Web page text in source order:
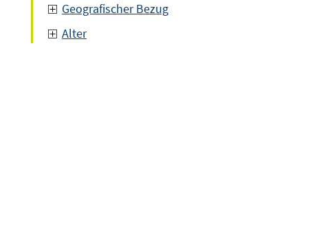
Geografischer Bezug
Alter